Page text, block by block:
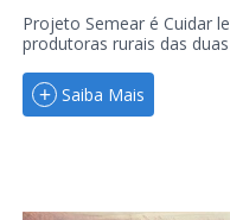
Projeto Semear é Cuidar
produtoras rurais das
Saiba Mais